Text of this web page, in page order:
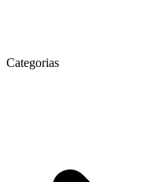
Categorias